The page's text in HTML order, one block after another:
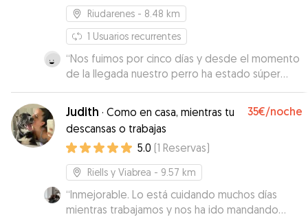
Riudarenes - 8.48 km
1 Usuarios recurrentes
“Nos fuimos por cinco días y desde el momento
de la llegada nuestro perro ha estado súper
cómodo. Gracias al gran espacio ha podido
correr y pasarlo bien, y ha conocido a otros
perros con los que jugar. Siempre en contacto
continuo con la cuidadora que nos ha informado
constantemente de cómo lo estaba pasando el
perro. Repetiremos, seguro.
Judith · Como en casa, mientras tu
descansas o trabajas
35€/noche
5.0 (1 Reservas)
Riells y Viabrea - 9.57 km
“Inmejorable. Lo está cuidando muchos días
mientras trabajamos y nos ha ido mandando